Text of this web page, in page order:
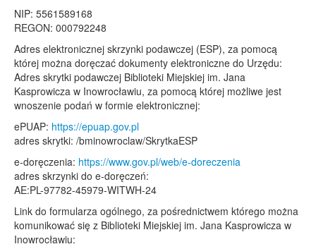
NIP: 5561589168
REGON: 000792248
Adres elektronicznej skrzynki podawczej (ESP), za pomocą
której można doręczać dokumenty elektroniczne do Urzędu:
Adres skrytki podawczej Biblioteki Miejskiej im. Jana
Kasprowicza w Inowrocławiu, za pomocą której możliwe jest
wnoszenie podań w formie elektronicznej:
ePUAP: https://epuap.gov.pl
adres skrytki: /bminowroclaw/SkrytkaESP
e-doręczenia: https://www.gov.pl/web/e-doreczenia
adres skrzynki do e-doręczeń:
AE:PL-97782-45979-WITWH-24
Link do formularza ogólnego, za pośrednictwem którego można
komunikować się z Biblioteki Miejskiej im. Jana Kasprowicza w
Inowrocławiu: